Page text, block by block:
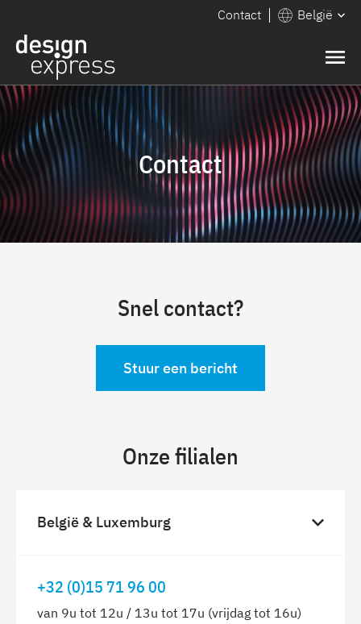
Contact België
Contact
Snel contact?
Stuur een bericht
Onze filialen
België & Luxemburg
+32 (0)15 71 96 00
van 9u tot 12u / 13u tot 17u (vrijdag tot 16u)